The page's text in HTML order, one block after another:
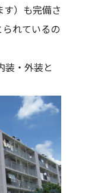
）も完備さ
れているの
装・外装と